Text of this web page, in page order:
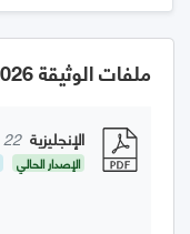
ملفات الوثيقة GSO ISO 24311:2026
الإنجليزية 22 صفحات
الإصدار الحالي